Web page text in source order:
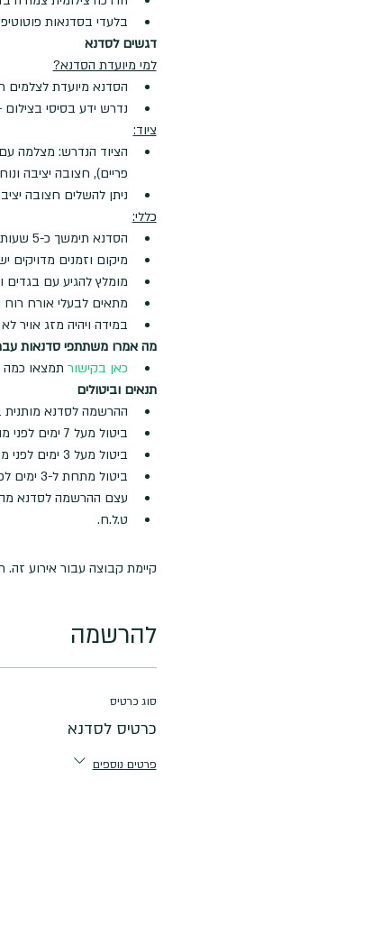
בלעדי בסדנאות
דגשים לסדנא
למי מיועדת הסדנא?
הסדנא מיועדת לצלמים
נדרש ידע בסיסי
ציוד:
פריים), חצובה יציבה
ניתן להשלים חצובה
כללי:
הסדנא תימשך כ-5 שעות. במהלכה צפויות הליכות קצרות ולא מסובכות בשטח מדברי עם כל הציוד עלינו
מיקום וזמנים מדויקים
מומלץ להגיע עם בגדים
מתאים לבעלי אורח רוח
במידה ויהיה מזג אויר
מה אמרו משתתפי סדנאות
כאן בקישור תמצאו כמה
תנאים וביטולים
ההרשמה לסדנא
ביטול מעל 7 ימים לפני מועד הסדנא - החזר מלא בקיזוז דמי רישום ע"ס 50 ש"ח
ביטול מעל 3 ימים לפני מועד הסדנא - החזר של 50% מעלות הסדנא
ביטול מתחת ל-3 ימים לפני מועד הסדנא - לא ינתן החזר
עצם ההרשמה לסדנא
ט.ל.ח.
קיימת קבוצה עבור אירוע
להרשמה
סוג כרטיס
כרטיס לסדנא
פרטים נוספים